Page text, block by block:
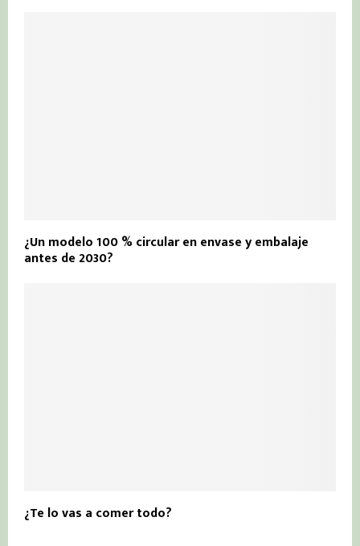
¿Un modelo 100 % circular en envase y embalaje
antes de 2030?
¿Te lo vas a comer todo?